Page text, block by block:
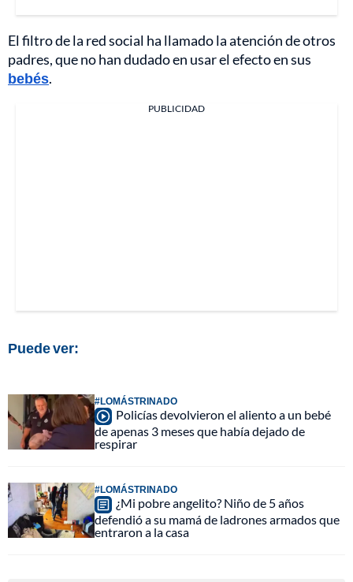
El filtro de la red social ha llamado la atención de otros
padres, que no han dudado en usar el efecto en sus
bebés.
PUBLICIDAD
Puede ver:
#LOMÁSTRINADO
Policías devolvieron el aliento a un bebé
de apenas 3 meses que había dejado de
respirar
#LOMÁSTRINADO
¿Mi pobre angelito? Niño de 5 años
defendió a su mamá de ladrones armados que
entraron a la casa